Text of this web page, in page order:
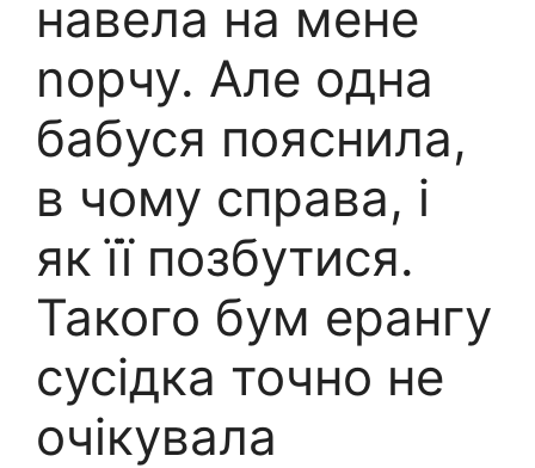
навела на мене
nорчу. Але одна
бабуся пояснила,
в чому справа, і
як її позбутися.
Такого бум ерангу
сусідка точно не
очікувала